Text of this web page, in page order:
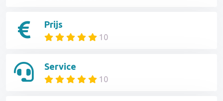
Prijs
10
Service
10